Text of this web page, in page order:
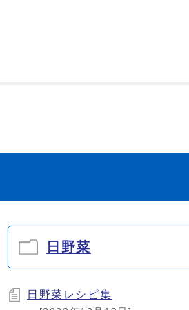
日野菜
日野菜レシピ集